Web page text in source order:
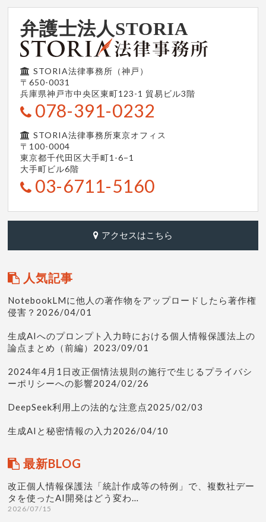
弁護士法人STORIA
STORIA法律事務所（神戸）
〒650-0031
兵庫県神戸市中央区東町123-1 貿易ビル3階
078-391-0232
STORIA法律事務所東京オフィス
〒100-0004
東京都千代田区大手町1-6−1
大手町ビル6階
03-6711-5160
アクセスはこちら
人気記事
NotebookLMに他人の著作物をアップロードしたら著作権
侵害？2026/04/01
生成AIへのプロンプト入力時における個人情報保護法上の
論点まとめ（前編）2023/09/01
2024年4月1日改正個情法規則の施行で生じるプライバシ
ーポリシーへの影響2024/02/26
DeepSeek利用上の法的な注意点2025/02/03
生成AIと秘密情報の入力2026/04/10
最新BLOG
改正個人情報保護法「統計作成等の特例」で、複数社デー
タを使ったAI開発はどう変わ…
2026/07/15